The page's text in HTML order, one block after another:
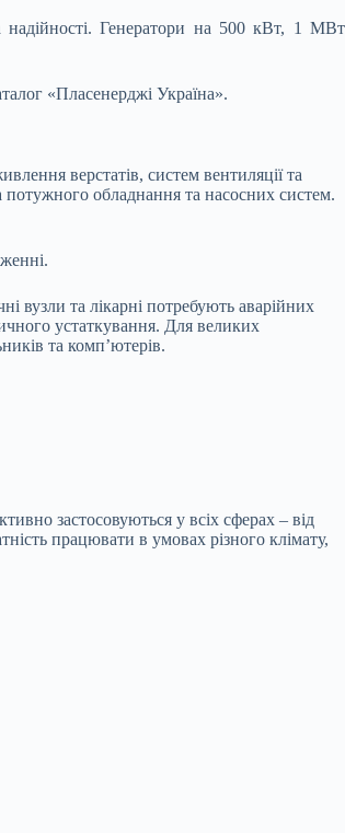
надійності. Генератори на 500 кВт, 1 МВт
«Пласенерджі Україна».
верстатів, систем вентиляції та
потужного обладнання та насосних систем.
вузли та лікарні потребують аварійних
устаткування. Для великих
та комп’ютерів.
застосовуються у всіх сферах – від
працювати в умовах різного клімату,